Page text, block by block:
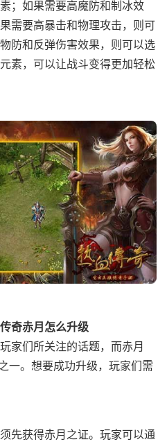
；如果需要高魔防和制冰效
需要高暴击和物理攻击，则可
防和反弹伤害效果，则可以选
素，可以让战斗变得更加轻松
奇赤月怎么升级
家们所关注的话题，而赤月
一。想要成功升级，玩家们需
先获得赤月之证。玩家可以通